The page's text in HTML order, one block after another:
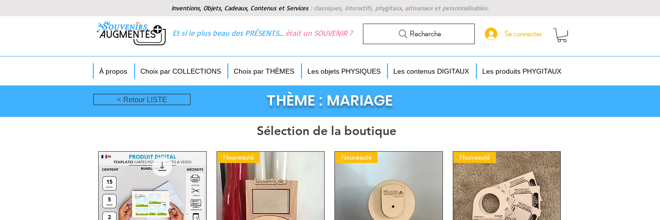
Inventions, Objets, Cadeaux, Contenus et Services : classiques, interactifs, phygitaux, artisanaux et personnalisables.
Et si le plus beau des PRÉSENTS… était un SOUVENIR ? Recherche Se connecter
À propos Choix par COLLECTIONS Choix par THÈMES Les objets PHYSIQUES Les contenus DIGITAUX Les produits PHYGITAUX
< Retour LISTE THÈME : MARIAGE
Sélection de la boutique
Nouveauté Nouveauté Nouveauté